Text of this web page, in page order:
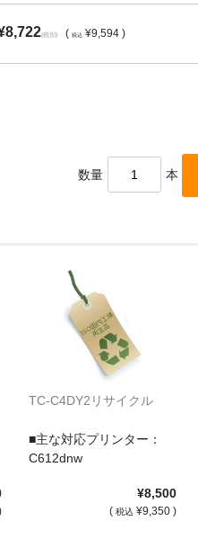
(税別) ( 税込 ¥9,594 )
数量 本
TC-C4DY2リサイクル
■主な対応プリンター：
C612dnw
¥8,500
( 税込 ¥9,350 )